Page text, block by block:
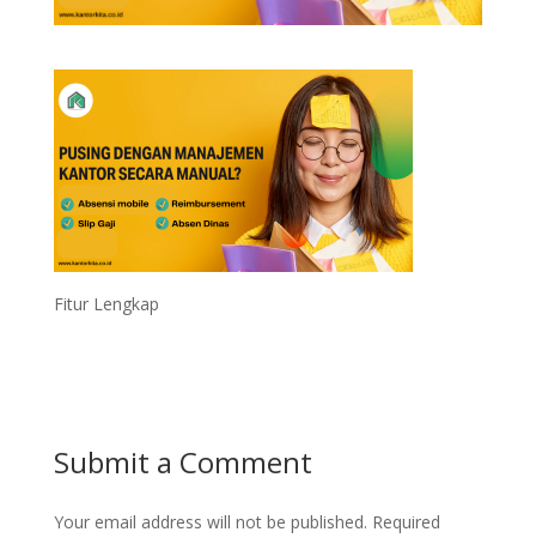
Fitur Lengkap
Submit a Comment
Your email address will not be published. Required